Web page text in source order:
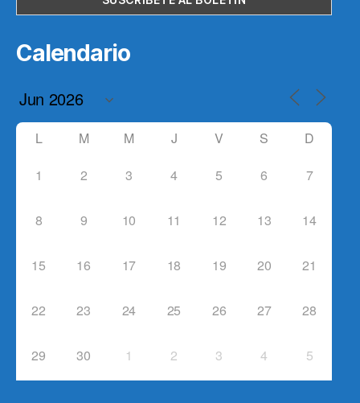
Calendario
L M M J V S D
1 2 3 4 5 6 7
8 9 10 11 12 13 14
15 16 17 18 19 20 21
22 23 24 25 26 27 28
29 30 1 2 3 4 5